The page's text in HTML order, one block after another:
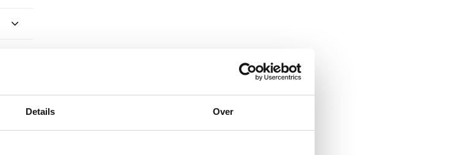
Details Over